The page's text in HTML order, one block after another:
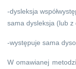
-dysleksja
sama dysleksja (lub z
-występuje sama
W omawianej